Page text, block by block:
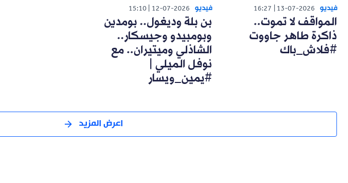
فيديو 13-07-2026
16:27
المواقف لا تموت..
ذاكرة طاهر جاووت
#فلاش_باك
فيديو 12-07-2026
15:10
بن بلة وديغول.. بومدين
وبومبيدو وجيسكار..
الشاذلي وميتيران.. مع
نوفل الميلي |
#يمين_ويسار
اعرض المزيد